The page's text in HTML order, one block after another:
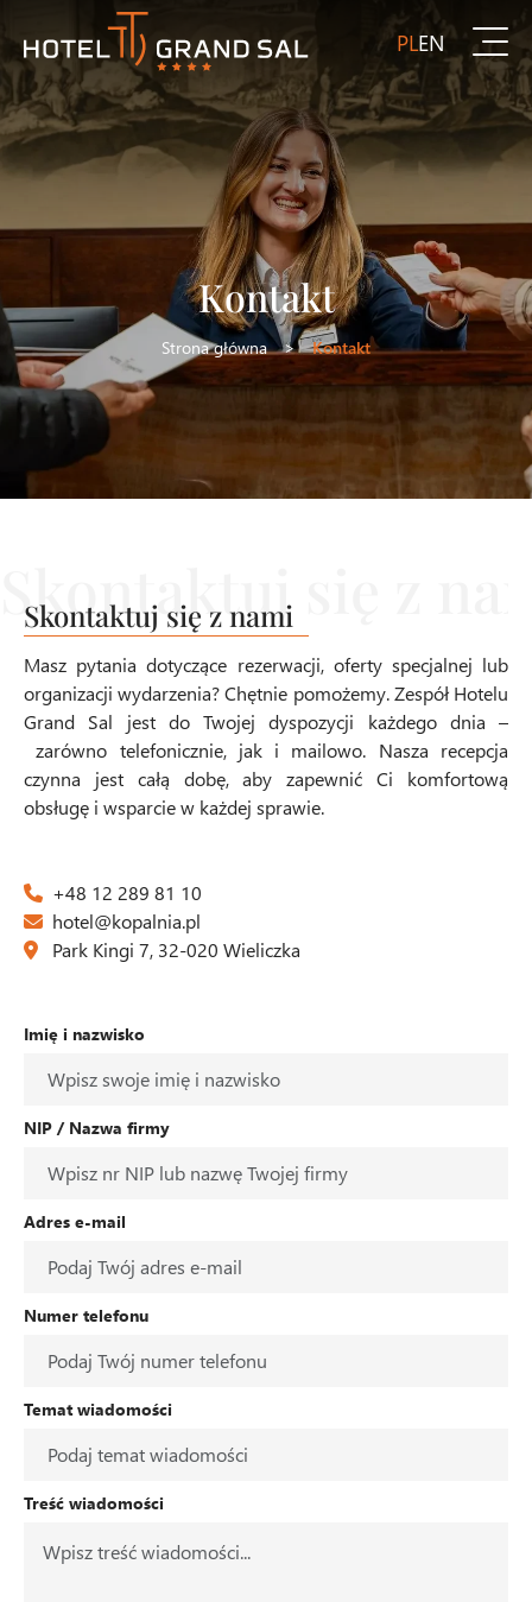
EN
PL
Kontakt
Strona główna > Kontakt
Skontaktuj się z nami
Masz pytania dotyczące rezerwacji, oferty specjalnej lub
organizacji wydarzenia? Chętnie pomożemy. Zespół Hotelu
Grand Sal jest do Twojej dyspozycji każdego dnia –
zarówno telefonicznie, jak i mailowo. Nasza recepcja
czynna jest całą dobę, aby zapewnić Ci komfortową
obsługę i wsparcie w każdej sprawie.
+48 12 289 81 10
hotel@kopalnia.pl
Park Kingi 7, 32-020 Wieliczka
Imię i nazwisko
NIP / Nazwa firmy
Adres e-mail
Numer telefonu
Temat wiadomości
Treść wiadomości